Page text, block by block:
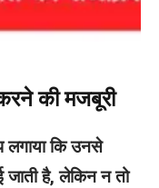
की मजबूरी
लगाया कि उनसे
जाती है, लेकिन न तो